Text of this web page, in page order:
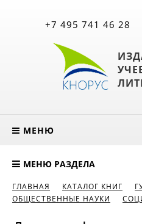
+7 495 741 46 28
МЕНЮ
МЕНЮ РАЗДЕЛА
ГЛАВНАЯ КАТАЛОГ КНИГ
ОБЩЕСТВЕННЫЕ НАУКИ